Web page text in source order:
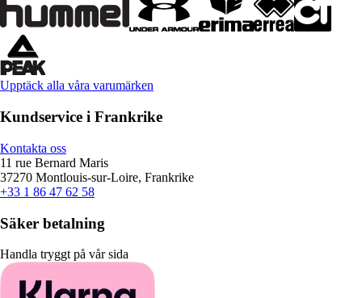
Upptäck alla våra varumärken
Kundservice i Frankrike
Kontakta oss
11 rue Bernard Maris
37270 Montlouis-sur-Loire, Frankrike
+33 1 86 47 62 58
Säker betalning
Handla tryggt på vår sida